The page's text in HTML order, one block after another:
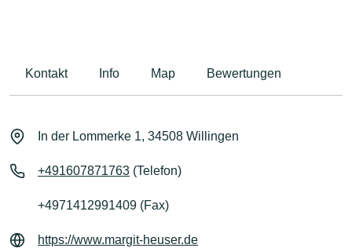
Kontakt Info Map Bewertungen
In der Lommerke 1, 34508 Willingen
+491607871763 (Telefon)
+4971412991409 (Fax)
https://www.margit-heuser.de